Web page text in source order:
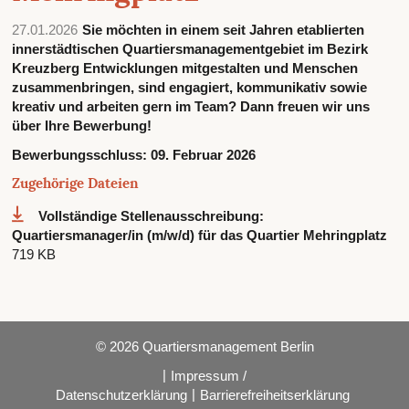
27.01.2026 Sie möchten in einem seit Jahren etablierten
innerstädtischen Quartiersmanagementgebiet im Bezirk
Kreuzberg Entwicklungen mitgestalten und Menschen
zusammenbringen, sind engagiert, kommunikativ sowie
kreativ und arbeiten gern im Team? Dann freuen wir uns
über Ihre Bewerbung!
Bewerbungsschluss: 09. Februar 2026
Zugehörige Dateien
Vollständige Stellenausschreibung:
Quartiersmanager/in (m/w/d) für das Quartier Mehringplatz
719 KB
© 2026 Quartiersmanagement Berlin
| Impressum /
Datenschutzerklärung | Barrierefreiheitserklärung